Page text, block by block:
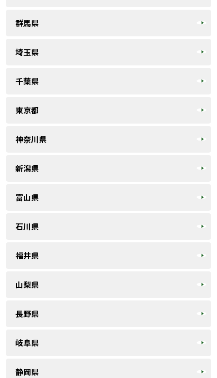
群馬県
埼玉県
千葉県
東京都
神奈川県
新潟県
富山県
石川県
福井県
山梨県
長野県
岐阜県
静岡県